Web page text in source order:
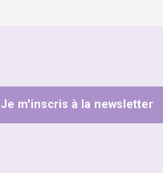
Je m'inscris à la newsletter